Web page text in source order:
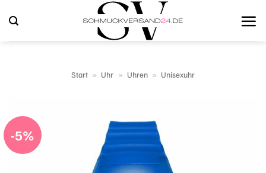
Inhalt
springen
Start » Uhr » Uhren » Unisexuhr
-5%